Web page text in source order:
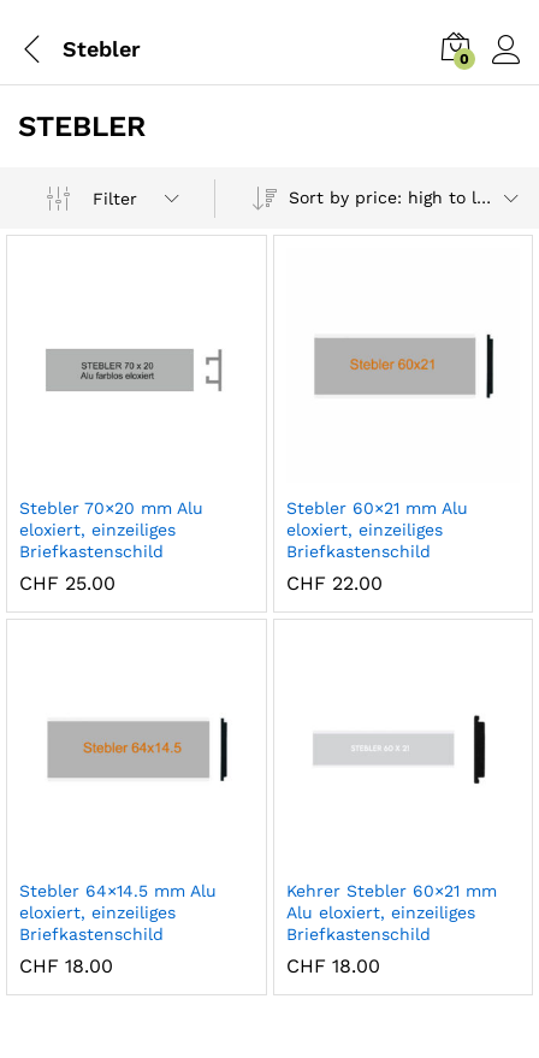
Stebler 0
STEBLER
Filter Sort by price: high to low
Stebler 70×20 mm Alu
eloxiert, einzeiliges
Briefkastenschild
CHF 25.00
Stebler 60×21 mm Alu
eloxiert, einzeiliges
Briefkastenschild
CHF 22.00
Stebler 64×14.5 mm Alu
eloxiert, einzeiliges
Briefkastenschild
CHF 18.00
Kehrer Stebler 60×21 mm
Alu eloxiert, einzeiliges
Briefkastenschild
CHF 18.00